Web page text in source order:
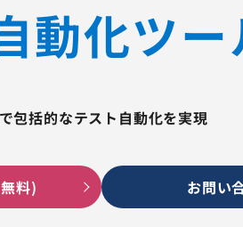
動化ツー
包括的なテスト自動化を実現
料) お問い